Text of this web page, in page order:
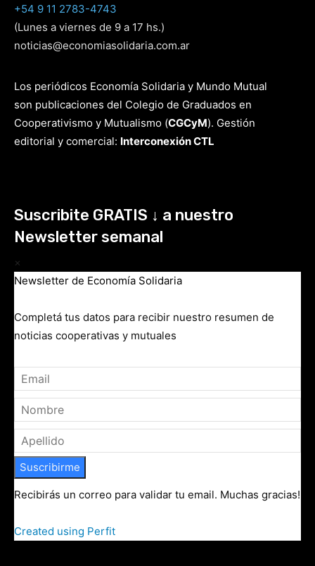
+54 9 11 2783-4743
(Lunes a viernes de 9 a 17 hs.)
noticias@economiasolidaria.com.ar
Los periódicos Economía Solidaria y Mundo Mutual
son publicaciones del Colegio de Graduados en
Cooperativismo y Mutualismo (CGCyM). Gestión
editorial y comercial: Interconexión CTL
Suscribite GRATIS ↓ a nuestro
Newsletter semanal
×
Newsletter de Economía Solidaria
Completá tus datos para recibir nuestro resumen de
noticias cooperativas y mutuales
Suscribirme
Recibirás un correo para validar tu email. Muchas gracias!
Created using Perfit